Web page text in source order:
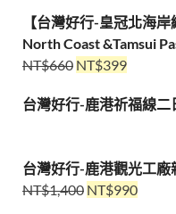
【台灣好行-皇冠北海
North Coast &Tamsui
NT$660 NT$399
台灣好行-鹿港祈福線二
台灣好行-鹿港觀光工廠
NT$1,400 NT$990